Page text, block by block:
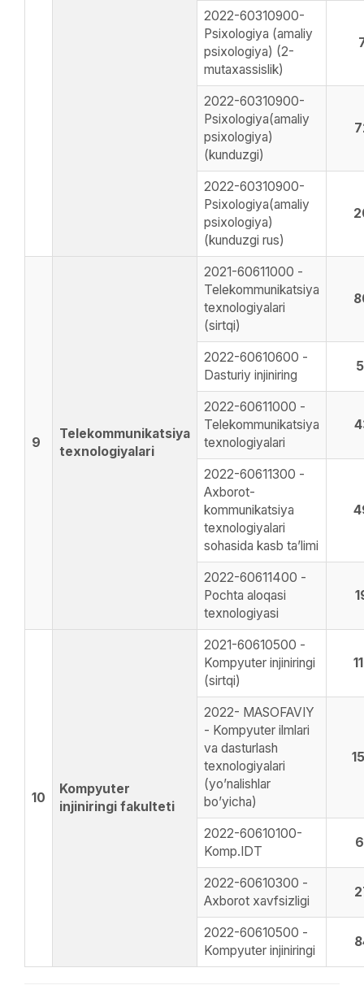
2022-60310900-
Psixologiya (amaliy
psixologiya) (2-
mutaxassislik)
2022-60310900-
Psixologiya(amaliy
psixologiya)
(kunduzgi)
2022-60310900-
Psixologiya(amaliy
psixologiya)
(kunduzgi rus)
9
Telekommunikatsiya
texnologiyalari
2021-60611000 -
Telekommunikatsiya
texnologiyalari
(sirtqi)
2022-60610600 -
Dasturiy injiniring
2022-60611000 -
Telekommunikatsiya
texnologiyalari
2022-60611300 -
Axborot-
kommunikatsiya
texnologiyalari
sohasida kasb ta’limi
2022-60611400 -
Pochta aloqasi
texnologiyasi
10
Kompyuter
injiniringi fakulteti
2021-60610500 -
Kompyuter injiniringi
(sirtqi)
2022- MASOFAVIY
- Kompyuter ilmlari
va dasturlash
texnologiyalari
(yo’nalishlar
bo’yicha)
2022-60610100-
Komp.IDT
2022-60610300 -
Axborot xavfsizligi
2022-60610500 -
Kompyuter injiniringi